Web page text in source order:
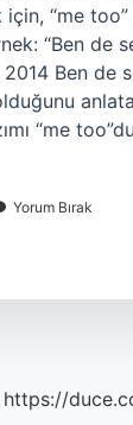
“me
“Ben de
2014 Ben
“me
Yorum Bırak
https://